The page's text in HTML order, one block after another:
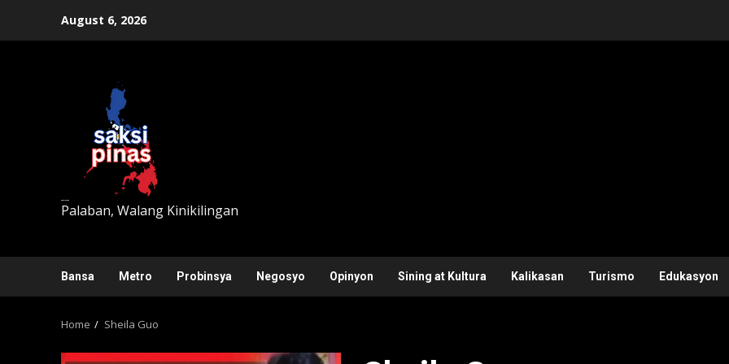
August 6, 2026
Palaban, Walang Kinikilingan
Bansa Metro Probinsya Negosyo Opinyon Sining at Kultura Kalikasan Turismo Edukasyon
Home Sheila Guo